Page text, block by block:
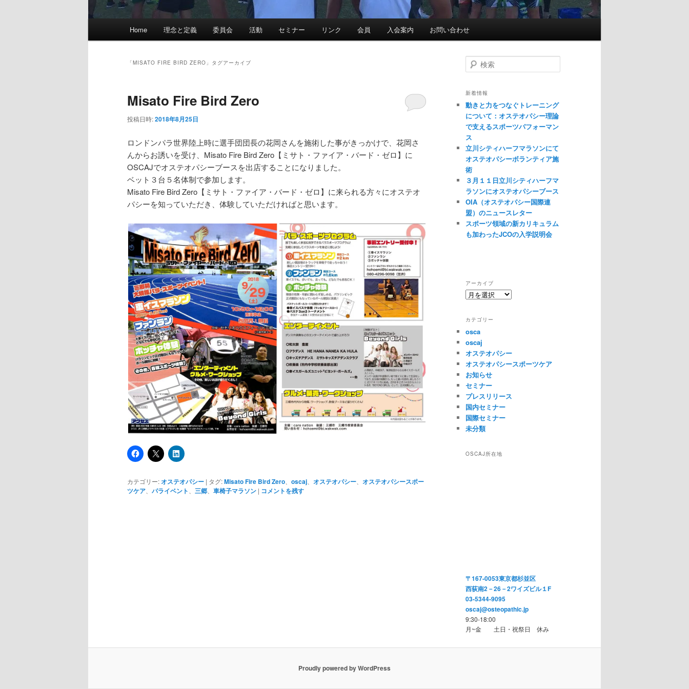
Home 理念と定義 委員会 活動 セミナー リンク 会員 入会案内 お問い合わせ
「MISATO FIRE BIRD ZERO 」タグアーカイブ
Misato Fire Bird Zero
投稿日時:2018年8月25日
ロンドンパラ世界陸上時に選手団団長の花岡さんを施術した事がきっかけで、花岡さ
んからお誘いを受け、Misato Fire Bird Zero【ミサト・ファイア・バード・ゼロ】に
OSCAJでオステオパシーブースを出店することになりました。
ベット３台５名体制で参加します。
Misato Fire Bird Zero【ミサト・ファイア・バード・ゼロ】に来られる方々にオステオ
パシーを知っていただき、体験していただければと思います。
カテゴリー:オステオパシー | タグ:Misato Fire Bird Zero oscaj オステオパシー
オステオパシースポー
ツケア
パライベント 三郷 車椅子マラソン | コメントを残す
検
索
新着情報
動きと力をつなぐトレーニング
について：オステオパシー理論
で支えるスポーツパフォーマン
ス
立川シティハーフマラソンにて
オステオパシーボランティア施
術
３月１１日立川シティハーフマ
ラソンにオステオパシーブース
OIA（オステオパシー国際連
盟）のニュースレター
スポーツ領域の新カリキュラム
も加わったJCOの入学説明会
アーカイブ
ア
イ
ブ
カテゴリー
osca
oscaj
オステオパシー
オステオパシースポーツケア
お知らせ
セミナー
プレスリリース
国内セミナー
国際セミナー
未分類
OSCAJ所在地
〒167-0053東京都杉並区
西荻南2－26－2ワイズビル１F
03-5344-9095
oscaj@osteopathic.jp
9:30-18:00
月~金 土日・祝祭日 休み
Proudly powered by WordPress